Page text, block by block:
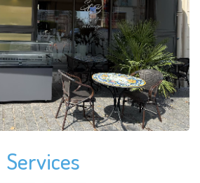
Services